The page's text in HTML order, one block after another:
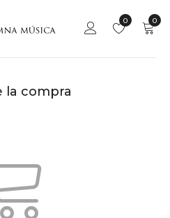
0
0
la compra